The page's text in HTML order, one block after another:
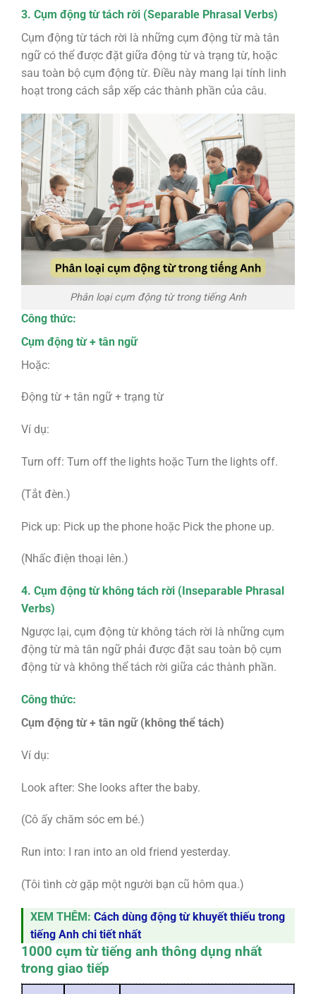
3. Cụm động từ tách rời (Separable Phrasal Verbs)
Cụm động từ tách rời là những cụm động từ mà tân
ngữ có thể được đặt giữa động từ và trạng từ, hoặc
sau toàn bộ cụm động từ. Điều này mang lại tính linh
hoạt trong cách sắp xếp các thành phần của câu.
Phân loại cụm động từ trong tiếng Anh
Công thức:
Cụm động từ + tân ngữ
Hoặc:
Động từ + tân ngữ + trạng từ
Ví dụ:
Turn off: Turn off the lights hoặc Turn the lights off.
(Tắt đèn.)
Pick up: Pick up the phone hoặc Pick the phone up.
(Nhấc điện thoại lên.)
4. Cụm động từ không tách rời (Inseparable Phrasal
Verbs)
Ngược lại, cụm động từ không tách rời là những cụm
động từ mà tân ngữ phải được đặt sau toàn bộ cụm
động từ và không thể tách rời giữa các thành phần.
Công thức:
Cụm động từ + tân ngữ (không thể tách)
Ví dụ:
Look after: She looks after the baby.
(Cô ấy chăm sóc em bé.)
Run into: I ran into an old friend yesterday.
(Tôi tình cờ gặp một người bạn cũ hôm qua.)
XEM THÊM: Cách dùng động từ khuyết thiếu trong
tiếng Anh chi tiết nhất
1000 cụm từ tiếng anh thông dụng nhất
trong giao tiếp